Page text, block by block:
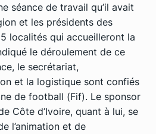
séance de travail qu’il avait
et les présidents des
localités qui accueilleront la
le déroulement de ce
le secrétariat,
et la logistique sont confiés
de football (Fif). Le sponsor
Côte d’Ivoire, quant à lui, se
l’animation et de